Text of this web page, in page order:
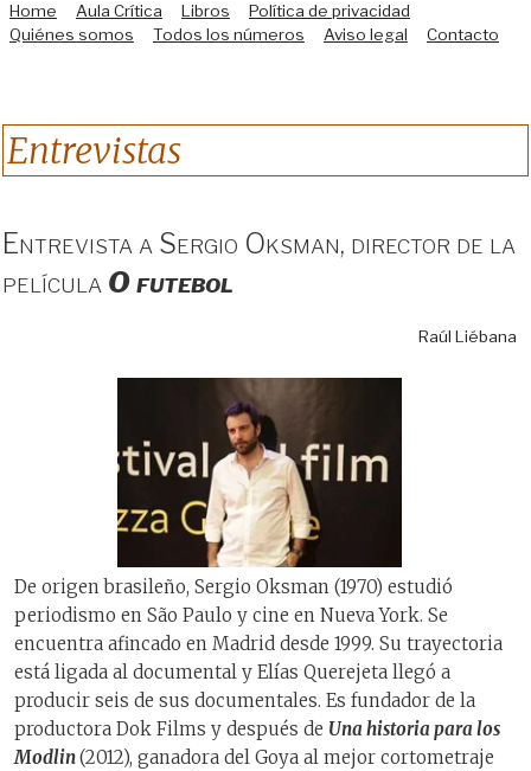
Home Aula Crítica Libros
Política de privacidad
Quiénes somos
Todos los números Aviso legal Contacto
Entrevistas
Entrevista a Sergio Oksman, director de la
película O futebol
Raúl Liébana
De origen brasileño, Sergio Oksman (1970) estudió
periodismo en São Paulo y cine en Nueva York. Se
encuentra afincado en Madrid desde 1999. Su trayectoria
está ligada al documental y Elías Querejeta llegó a
producir seis de sus documentales. Es fundador de la
productora Dok Films y después de Una historia para los
Modlin(2012), ganadora del Goya al mejor cortometraje